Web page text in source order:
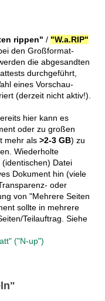
rippen" / "W.a.RIP"
den Groß­format­
die abge­sandten
durch­geführt,
eines Vorschau­
(derzeit nicht aktiv!).
hier kann es
oder zu großen
mehr als >2-3 GB) zu
Wieder­holte
Datei
Doku­ment hin (viele
oder
von "Mehrere Seiten
sollte in mehrere
­Teil­auf­trag. Siehe
("N-up")